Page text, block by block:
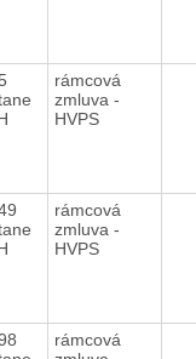
rámcová
zmluva -
HVPS
rámcová
zmluva -
HVPS
rámcová